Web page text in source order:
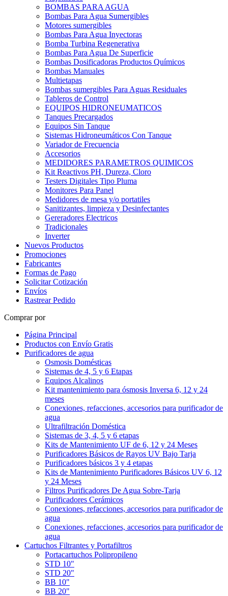
BOMBAS PARA AGUA
Bombas Para Agua Sumergibles
Motores sumergibles
Bombas Para Agua Inyectoras
Bomba Turbina Regenerativa
Bombas Para Agua De Superficie
Bombas Dosificadoras Productos Químicos
Bombas Manuales
Multietapas
Bombas sumergibles Para Aguas Residuales
Tableros de Control
EQUIPOS HIDRONEUMATICOS
Tanques Precargados
Equipos Sin Tanque
Sistemas Hidroneumáticos Con Tanque
Variador de Frecuencia
Accesorios
MEDIDORES PARAMETROS QUIMICOS
Kit Reactivos PH, Dureza, Cloro
Testers Digitales Tipo Pluma
Monitores Para Panel
Medidores de mesa y/o portatiles
Sanitizantes, limpieza y Desinfectantes
Gereradores Electricos
Tradicionales
Inverter
Nuevos Productos
Promociones
Fabricantes
Formas de Pago
Solicitar Cotización
Envíos
Rastrear Pedido
Comprar por
Página Principal
Productos con Envío Gratis
Purificadores de agua
Osmosis Domésticas
Sistemas de 4, 5 y 6 Etapas
Equipos Alcalinos
Kit mantenimiento para ósmosis Inversa 6, 12 y 24
meses
Conexiones, refacciones, accesorios para purificador de
agua
Ultrafiltración Doméstica
Sistemas de 3, 4, 5 y 6 etapas
Kits de Mantenimiento UF de 6, 12 y 24 Meses
Purificadores Básicos de Rayos UV Bajo Tarja
Purificadores básicos 3 y 4 etapas
Kits de Mantenimiento Purificadores Básicos UV 6, 12
y 24 Meses
Filtros Purificadores De Agua Sobre-Tarja
Purificadores Cerámicos
Conexiones, refacciones, accesorios para purificador de
agua
Conexiones, refacciones, accesorios para purificador de
agua
Cartuchos Filtrantes y Portafiltros
Portacartuchos Polipropileno
STD 10"
STD 20"
BB 10"
BB 20"